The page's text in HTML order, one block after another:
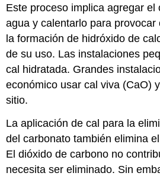
Este proceso implica agregar el
agua y calentarlo para
la formación de hidróxido de
de su uso. Las instalaciones
cal hidratada. Grandes
económico usar cal viva (CaO)
sitio.
La aplicación de cal para la
del carbonato también elimina
El dióxido de carbono no
necesita ser eliminado. Sin